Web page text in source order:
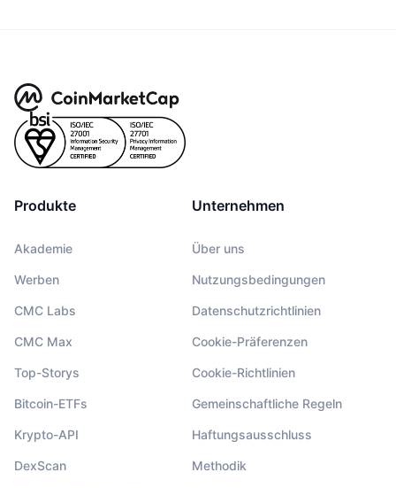
Produkte
Akademie
Werben
CMC Labs
CMC Max
Top-Storys
Bitcoin-ETFs
Krypto-API
DexScan
Unternehmen
Über uns
Nutzungsbedingungen
Datenschutzrichtlinien
Cookie-Präferenzen
Cookie-Richtlinien
Gemeinschaftliche Regeln
Haftungsausschluss
Methodik